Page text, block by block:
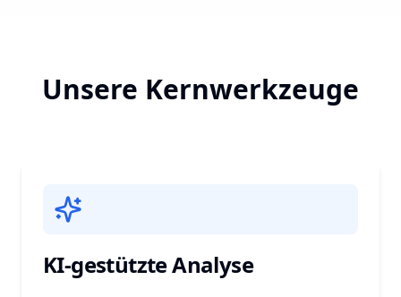
Unsere Kernwerkzeuge
KI-gestützte Analyse